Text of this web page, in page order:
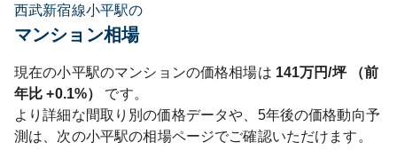
西武新宿線小平駅の
マンション相場
現在の小平駅のマンションの価格相場は 141万円/坪 （前
年比+0.1%）
です。
より詳細な間取り別の価格データや、5年後の価格動向予
測は、次の小平駅の相場ページでご確認いただけます。